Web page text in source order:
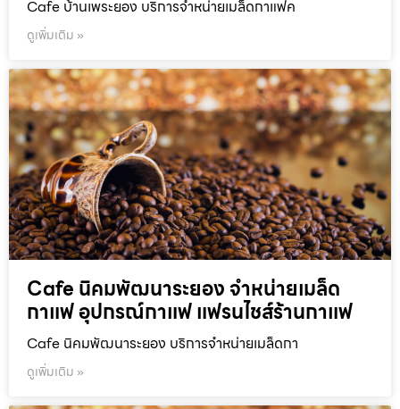
Cafe บ้านเพระยอง บริการจำหน่ายเมล็ดกาแฟค
ดูเพิ่มเติม »
Cafe นิคมพัฒนาระยอง จำหน่ายเมล็ด
กาแฟ อุปกรณ์กาแฟ แฟรนไชส์ร้านกาแฟ
Cafe นิคมพัฒนาระยอง บริการจำหน่ายเมล็ดกา
ดูเพิ่มเติม »